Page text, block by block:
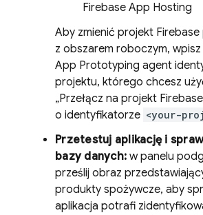
Firebase App Hosting
Aby zmienić projekt Firebase
z obszarem roboczym,
App Prototyping agent
projektu, którego chcesz
„Przełącz na projekt Firebase
o identyfikatorze <your-
Przetestuj aplikację i
bazy danych: w panelu
prześlij obraz
produkty spożywcze, aby
aplikacja potrafi